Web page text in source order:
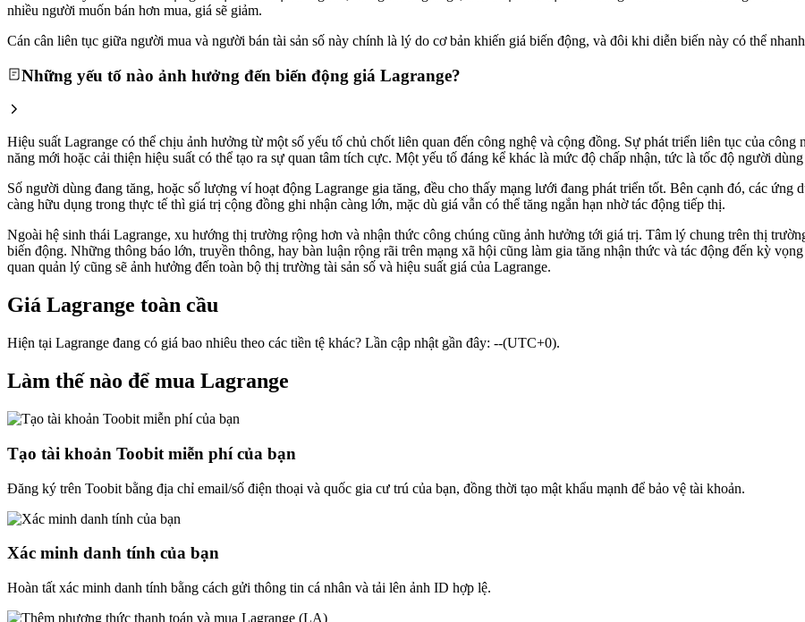
nhiều người muốn bán hơn mua, giá sẽ giảm.
Cán cân liên tục giữa người mua và người bán tài sản số này chính là lý do cơ bản khiến giá biến động, và đôi khi diễn biến này có thể
Những yếu tố nào ảnh hưởng đến biến động giá Lagrange?
Hiệu suất Lagrange có thể chịu ảnh hưởng từ một số yếu tố chủ chốt liên quan đến công nghệ và cộng đồng. Sự phát triển liên tục của
năng mới hoặc cải thiện hiệu suất có thể tạo ra sự quan tâm tích cực. Một yếu tố đáng kể khác là mức độ chấp nhận, tức là tốc độ người
Số người dùng đang tăng, hoặc số lượng ví hoạt động Lagrange gia tăng, đều cho thấy mạng lưới đang phát triển tốt. Bên cạnh đó, các ứng
càng hữu dụng trong thực tế thì giá trị cộng đồng ghi nhận càng lớn, mặc dù giá vẫn có thể tăng ngắn hạn nhờ tác động tiếp thị.
Ngoài hệ sinh thái Lagrange, xu hướng thị trường rộng hơn và nhận thức công chúng cũng ảnh hưởng tới giá trị. Tâm lý chung trên thị
biến động. Những thông báo lớn, truyền thông, hay bàn luận rộng rãi trên mạng xã hội cũng làm gia tăng nhận thức và tác động đến kỳ
quan quản lý cũng sẽ ảnh hưởng đến toàn bộ thị trường tài sản số và hiệu suất giá của Lagrange.
Giá Lagrange toàn cầu
Hiện tại Lagrange đang có giá bao nhiêu theo các tiền tệ khác? Lần cập nhật gần đây: --(UTC+0).
Làm thế nào để mua Lagrange
Tạo tài khoản Toobit miễn phí của bạn
Đăng ký trên Toobit bằng địa chỉ email/số điện thoại và quốc gia cư trú của bạn, đồng thời tạo mật khẩu mạnh để bảo vệ tài khoản.
Xác minh danh tính của bạn
Hoàn tất xác minh danh tính bằng cách gửi thông tin cá nhân và tải lên ảnh ID hợp lệ.